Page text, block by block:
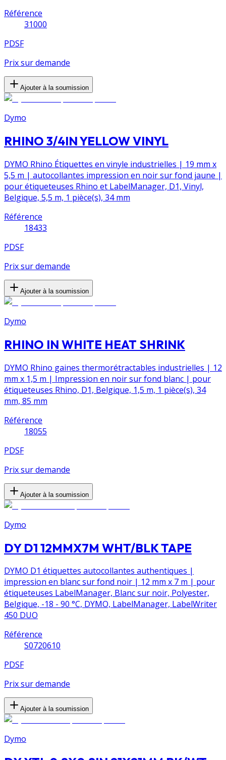
Référence
31000
PDSF
Prix sur demande
Ajouter à la soumission
Dymo
RHINO 3/4IN YELLOW VINYL
DYMO Rhino Étiquettes en vinyle industrielles | 19 mm x
5,5 m | autocollantes impression en noir sur fond jaune |
pour étiqueteuses Rhino et LabelManager, D1, Vinyl,
Belgique, 5,5 m, 1 pièce(s), 34 mm
Référence
18433
PDSF
Prix sur demande
Ajouter à la soumission
Dymo
RHINO IN WHITE HEAT SHRINK
DYMO Rhino gaines thermorétractables industrielles | 12
mm x 1,5 m | Impression en noir sur fond blanc | pour
étiqueteuses Rhino, D1, Belgique, 1,5 m, 1 pièce(s), 34
mm, 85 mm
Référence
18055
PDSF
Prix sur demande
Ajouter à la soumission
Dymo
DY D1 12MMX7M WHT/BLK TAPE
DYMO D1 étiquettes autocollantes authentiques |
impression en blanc sur fond noir | 12 mm x 7 m | pour
étiqueteuses LabelManager, Blanc sur noir, Polyester,
Belgique, -18 - 90 °C, DYMO, LabelManager, LabelWriter
450 DUO
Référence
S0720610
PDSF
Prix sur demande
Ajouter à la soumission
Dymo